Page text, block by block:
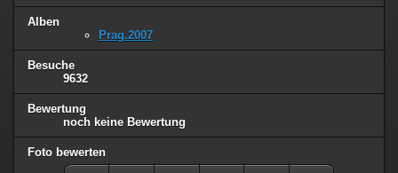
Alben
Prag.2007
Besuche
9632
Bewertung
noch keine Bewertung
Foto bewerten